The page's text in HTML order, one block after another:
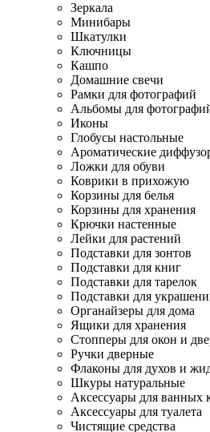
Зеркала
Минибары
Шкатулки
Ключницы
Кашпо
Домашние свечи
Рамки для фотографий
Альбомы для
Иконы
Глобусы настольные
Ароматические
Ложки для обуви
Коврики в прихожую
Корзины для белья
Корзины для хранения
Крючки настенные
Лейки для растений
Подставки для зонтов
Подставки для книг
Подставки для тарелок
Подставки для
Органайзеры для дома
Ящики для хранения
Стопперы для окон и
Ручки дверные
Флаконы для духов и
Шкуры натуральные
Аксессуары для ванных
Аксессуары для туалета
Чистящие средства